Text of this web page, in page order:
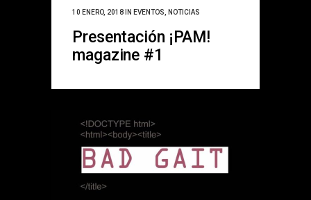
10 ENERO, 2018 IN EVENTOS NOTICIAS
Presentación ¡PAM!
magazine #1